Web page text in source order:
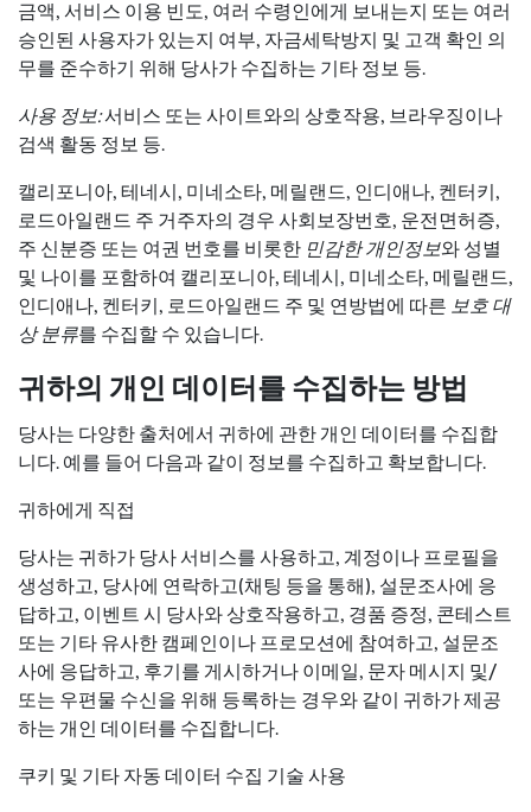
금액, 서비스 이용 빈도, 여러 수령인에게 보내는지 또는 여러
승인된 사용자가 있는지 여부, 자금세탁방지 및 고객 확인 의
무를 준수하기 위해 당사가 수집하는 기타 정보 등.
사용 정보:서비스 또는 사이트와의 상호작용, 브라우징이나
검색 활동 정보 등.
캘리포니아, 테네시, 미네소타, 메릴랜드, 인디애나, 켄터키,
로드아일랜드 주 거주자의 경우 사회보장번호, 운전면허증,
주 신분증 또는 여권 번호를 비롯한 민감한 개인정보와 성별
및 나이를 포함하여 캘리포니아, 테네시, 미네소타, 메릴랜드,
인디애나, 켄터키, 로드아일랜드 주 및 연방법에 따른 보호 대
상 분류를 수집할 수 있습니다.
귀하의 개인 데이터를 수집하는 방법
당사는 다양한 출처에서 귀하에 관한 개인 데이터를 수집합
니다. 예를 들어 다음과 같이 정보를 수집하고 확보합니다.
귀하에게 직접
당사는 귀하가 당사 서비스를 사용하고, 계정이나 프로필을
생성하고, 당사에 연락하고(채팅 등을 통해), 설문조사에 응
답하고, 이벤트 시 당사와 상호작용하고, 경품 증정, 콘테스트
또는 기타 유사한 캠페인이나 프로모션에 참여하고, 설문조
사에 응답하고, 후기를 게시하거나 이메일, 문자 메시지 및/
또는 우편물 수신을 위해 등록하는 경우와 같이 귀하가 제공
하는 개인 데이터를 수집합니다.
쿠키 및 기타 자동 데이터 수집 기술 사용